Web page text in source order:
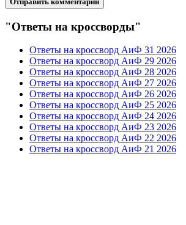
"Ответы на кроссворды"
Ответы на кроссворд АиФ 31 2026
Ответы на кроссворд АиФ 29 2026
Ответы на кроссворд АиФ 28 2026
Ответы на кроссворд АиФ 27 2026
Ответы на кроссворд АиФ 26 2026
Ответы на кроссворд АиФ 25 2026
Ответы на кроссворд АиФ 24 2026
Ответы на кроссворд АиФ 23 2026
Ответы на кроссворд АиФ 22 2026
Ответы на кроссворд АиФ 21 2026